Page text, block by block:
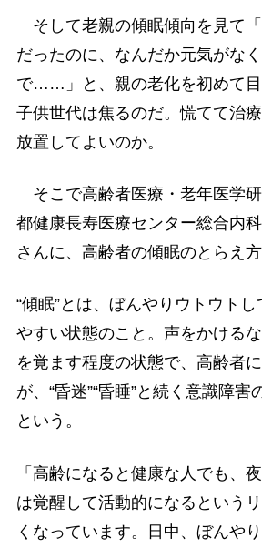
そして老親の傾眠傾向を見て
だったのに、なんだか元気がな
で……」と、親の老化を初めて目
子供世代は焦るのだ。慌てて治療
放置してよいのか。
そこで高齢者医療・老年医学
都健康長寿医療センター総合内
さんに、高齢者の傾眠のとらえ方
“傾眠”とは、ぼんやりウトウト
やすい状態のこと。声をかける
を覚ます程度の状態で、高齢者
が、“昏迷”“昏睡”と続く意識障害
という。
「高齢になると健康な人でも、
は覚醒して活動的になるという
くなっています。日中、ぼんや